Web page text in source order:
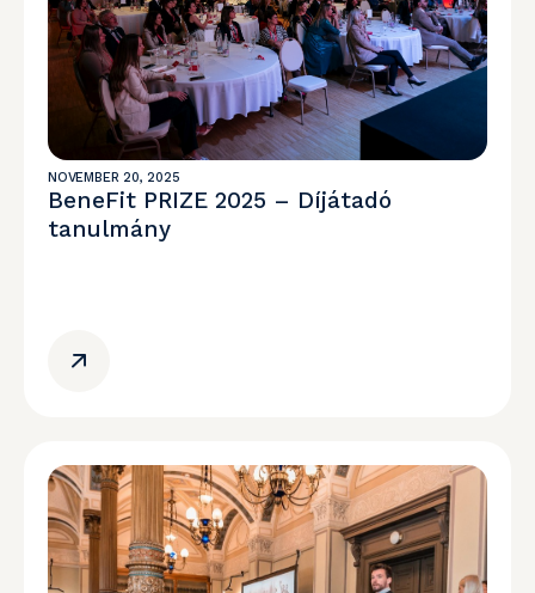
NOVEMBER 20, 2025
BeneFit PRIZE 2025 – Díjátadó
tanulmány